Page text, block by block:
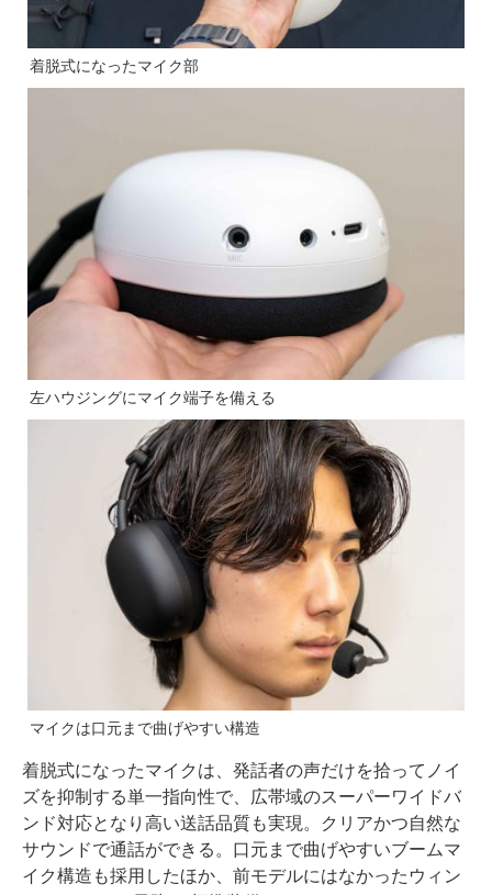
着脱式になったマイク部
左ハウジングにマイク端子を備える
マイクは口元まで曲げやすい構造
着脱式になったマイクは、発話者の声だけを拾ってノイ
ズを抑制する単一指向性で、広帯域のスーパーワイドバ
ンド対応となり高い送話品質も実現。クリアかつ自然な
サウンドで通話ができる。口元まで曲げやすいブームマ
イク構造も採用したほか、前モデルにはなかったウィン